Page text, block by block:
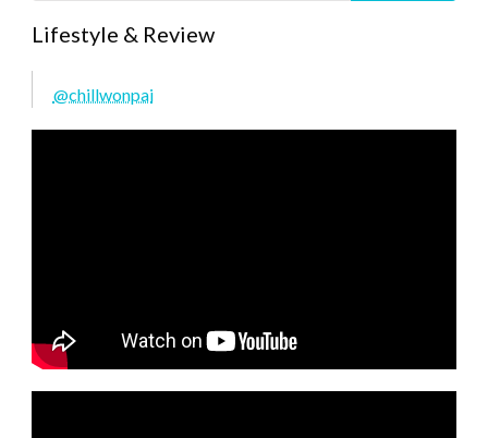
Lifestyle & Review
@chillwonpai